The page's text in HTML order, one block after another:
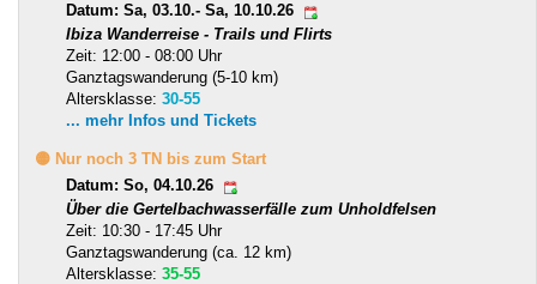
Datum: Sa, 03.10.- Sa, 10.10.26
Ibiza Wanderreise - Trails und Flirts
Zeit: 12:00 - 08:00 Uhr
Ganztagswanderung (5-10 km)
Altersklasse: 30-55
... mehr Infos und Tickets
🟡 Nur noch 3 TN bis zum Start
Datum: So, 04.10.26
Über die Gertelbachwasserfälle zum Unholdfelsen
Zeit: 10:30 - 17:45 Uhr
Ganztagswanderung (ca. 12 km)
Altersklasse: 35-55